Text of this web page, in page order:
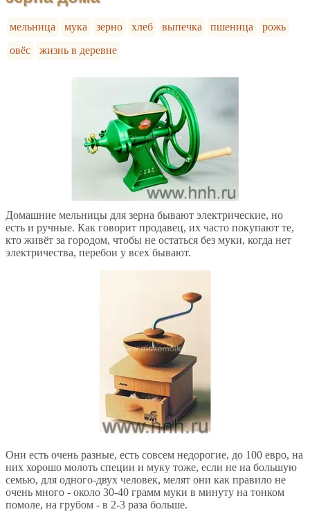
мельница мука зерно хлеб выпечка пшеница
рожь
овёс
жизнь в деревне
Домашние мельницы для зерна бывают электрические, но
есть и ручные. Как говорит продавец, их часто покупают те,
кто живёт за городом, чтобы не остаться без муки, когда нет
электричества, перебои у всех бывают.
Они есть очень разные, есть совсем недорогие, до 100 евро, на
них хорошо молоть специи и муку тоже, если не на большую
семью, для одного-двух человек, мелят они как правило не
очень много - около 30-40 грамм муки в минуту на тонком
помоле, на грубом - в 2-3 раза больше.